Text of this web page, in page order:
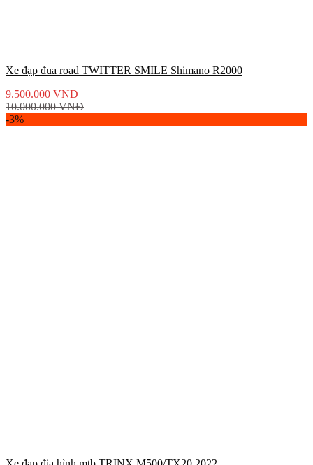
Xe đạp đua road TWITTER SMILE Shimano R2000
9.500.000 VNĐ
10.000.000VNĐ
-3%